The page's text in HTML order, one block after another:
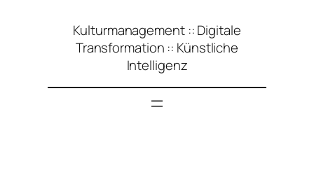
Kulturmanagement :: Digitale
Transformation :: Künstliche
Intelligenz